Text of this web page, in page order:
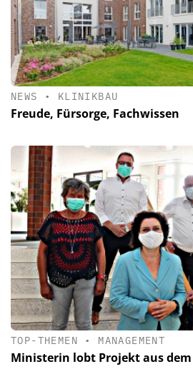
NEWS • KLINIKBAU
Freude, Fürsorge, Fachwissen
TOP-THEMEN • MANAGEMENT
Ministerin lobt Projekt aus dem